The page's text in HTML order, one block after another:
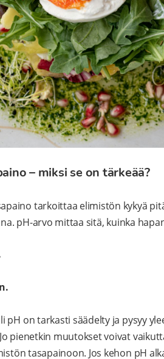
– miksi se on tärkeää?
tarkoittaa elimistön kykyä
pH-arvo mittaa sitä, kuinka
pH on tarkasti säädelty ja pysyy
pienetkin muutokset voivat
tasapainoon. Jos kehon pH